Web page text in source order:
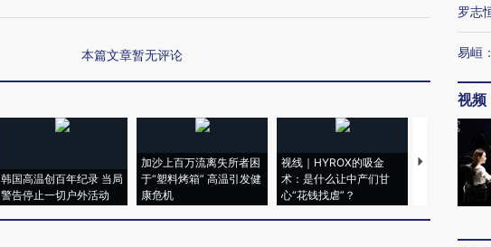
本篇文章暂无评论
韩国高温创百年纪录 当局
警告停止一切户外活动
加沙上百万流离失所者困
于“塑料烤箱” 高温引发健
康危机
视线｜HYROX的吸金
术：是什么让中产们甘
心“花钱找虐”？
马航飞行员跨
粒摇头丸 尿
罗志
易峘 ：
视频